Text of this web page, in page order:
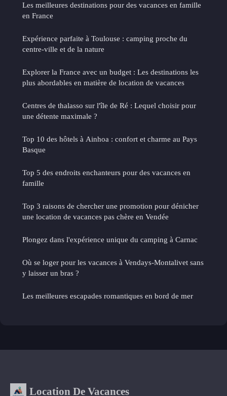
Les meilleures destinations pour des vacances en famille
en France
Expérience parfaite à Toulouse : camping proche du
centre-ville et de la nature
Explorer la France avec un budget : Les destinations les
plus abordables en matière de location de vacances
Centres de thalasso sur l'île de Ré : Lequel choisir pour
une détente maximale ?
Top 10 des hôtels à Ainhoa : confort et charme au Pays
Basque
Top 5 des endroits enchanteurs pour des vacances en
famille
Top 3 raisons de chercher une promotion pour dénicher
une location de vacances pas chère en Vendée
Plongez dans l'expérience unique du camping à Carnac
Où se loger pour les vacances à Vendays-Montalivet sans
y laisser un bras ?
Les meilleures escapades romantiques en bord de mer
Location De Vacances